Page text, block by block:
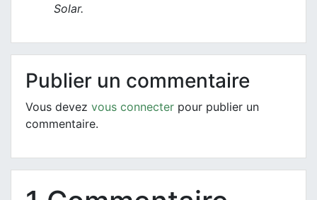
Solar.
Publier un commentaire
Vous devez vous connecter pour publier un
commentaire.